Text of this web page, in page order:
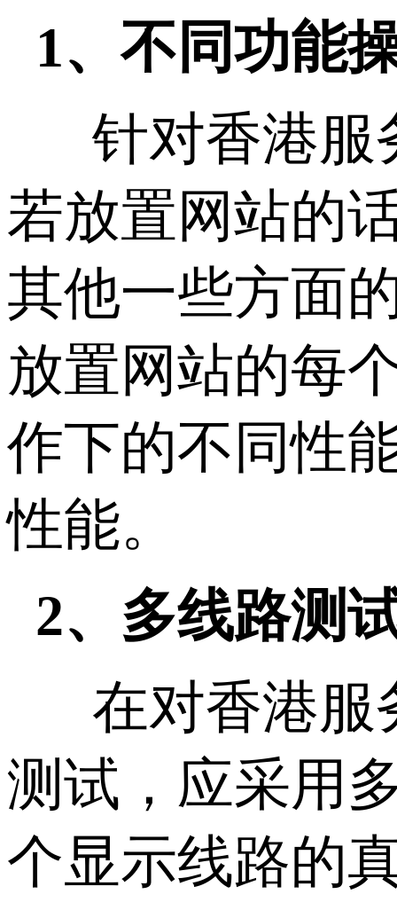
1、不同功能
针对香港服
若放置网站的
其他一些方面
放置网站的每
作下的不同性
性能。
2、多线路测
在对香港服
测试，应采用
个显示线路的